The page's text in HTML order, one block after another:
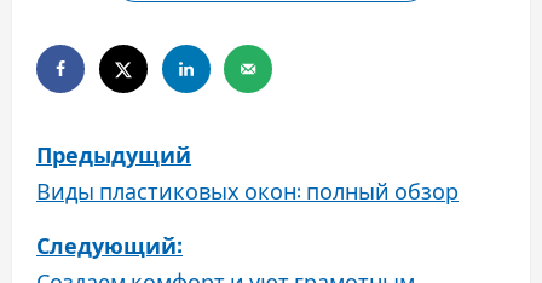
Н
а
в
Предыдущий
Виды пластиковых окон: полный обзор
Следующий: